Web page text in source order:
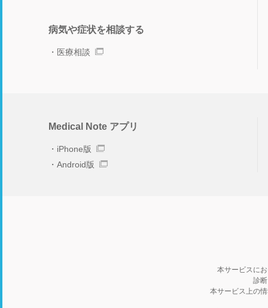
病気や症状を相談する
医療相談
Medical Note アプリ
iPhone版
Android版
本サービスに
診
本サービス上の